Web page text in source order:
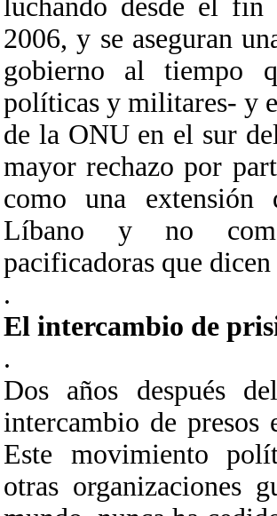
luchando desde el
2006, y se aseguran
gobierno al tiempo
políticas y militares- y
de la ONU en el sur
mayor rechazo por
como una extensión
Líbano y no
pacificadoras que dicen
.
El intercambio de
.
Dos años después
intercambio de
Este movimiento
otras organizaciones